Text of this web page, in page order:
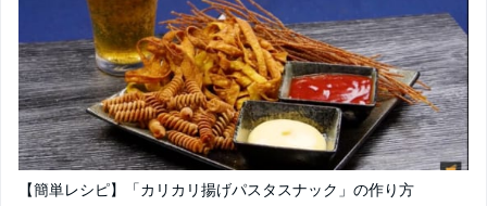
【簡単レシピ】「カリカリ揚げパスタスナック」の作り方